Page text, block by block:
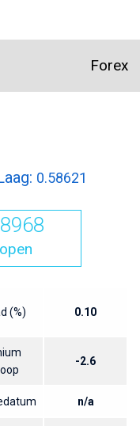
Forex
0.58621
(%) 0.10
-2.6
n/a